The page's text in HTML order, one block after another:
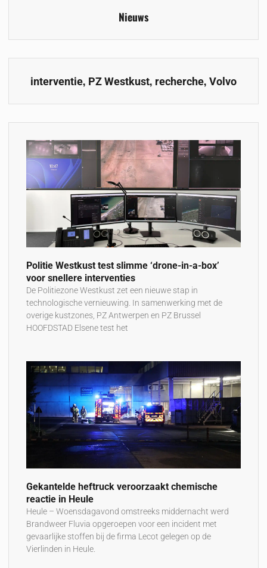
Nieuws
interventie, PZ Westkust, recherche, Volvo
Politie Westkust test slimme ‘drone-in-a-box’
voor snellere interventies
De Politiezone Westkust zet een nieuwe stap in
technologische vernieuwing. In samenwerking met de
overige kustzones, PZ Antwerpen en PZ Brussel
HOOFDSTAD Elsene test het
Gekantelde heftruck veroorzaakt chemische
reactie in Heule
Heule – Woensdagavond omstreeks middernacht werd
Brandweer Fluvia opgeroepen voor een incident met
gevaarlijke stoffen bij de firma Lecot gelegen op de
Vierlinden in Heule.